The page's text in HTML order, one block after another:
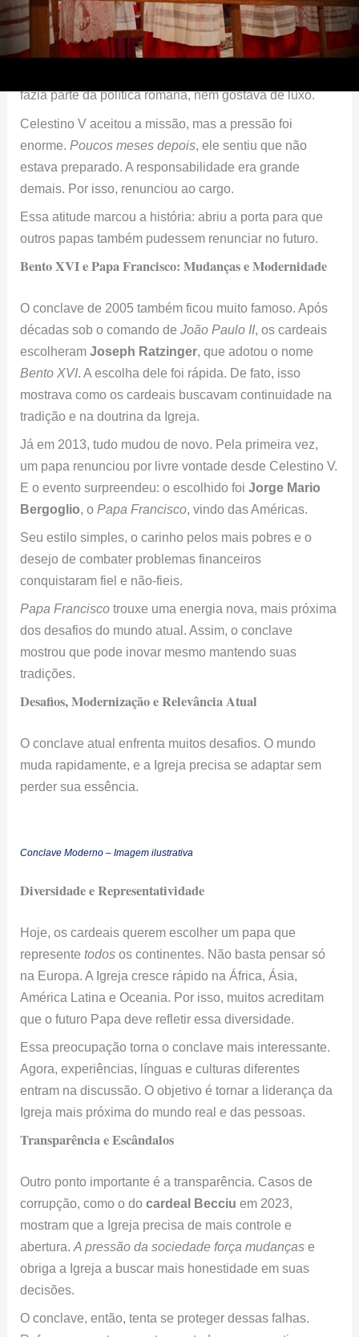
Em 1294, um impasse tomou conta da Igreja. Durante
meses, os cardeais não chegavam a um acordo. Foi
então que escolheram
Pietro del Morrone
, um eremita
fazia parte da política romana, nem gostava de luxo.
Celestino V aceitou a missão, mas a pressão foi
enorme.Poucos meses depois, ele sentiu que não
estava preparado. A responsabilidade era grande
demais. Por isso, renunciou ao cargo.
Essa atitude marcou a história: abriu a porta para que
outros papas também pudessem renunciar no futuro.
Bento XVI e Papa Francisco: Mudanças e Modernidade
O conclave de 2005 também ficou muito famoso. Após
décadas sob o comando deJoão Paulo II, os cardeais
escolheramJoseph Ratzinger, que adotou o nome
Bento XVI. A escolha dele foi rápida. De fato, isso
mostrava como os cardeais buscavam continuidade na
tradição e na doutrina da Igreja.
Já em 2013, tudo mudou de novo. Pela primeira vez,
um papa renunciou por livre vontade desde Celestino V.
E o evento surpreendeu: o escolhido foiJorge Mario
Bergoglio, oPapa Francisco, vindo das Américas.
Seu estilo simples, o carinho pelos mais pobres e o
desejo de combater problemas financeiros
conquistaram fiel e não-fieis.
Papa Francisco trouxe uma energia nova, mais próxima
dos desafios do mundo atual. Assim, o conclave
mostrou que pode inovar mesmo mantendo suas
tradições.
Desafios, Modernização e Relevância Atual
O conclave atual enfrenta muitos desafios. O mundo
muda rapidamente, e a Igreja precisa se adaptar sem
perder sua essência.
Conclave Moderno – Imagem ilustrativa
Diversidade e Representatividade
Hoje, os cardeais querem escolher um papa que
representetodos os continentes. Não basta pensar só
na Europa. A Igreja cresce rápido na África, Ásia,
América Latina e Oceania. Por isso, muitos acreditam
que o futuro Papa deve refletir essa diversidade.
Essa preocupação torna o conclave mais interessante.
Agora, experiências, línguas e culturas diferentes
entram na discussão. O objetivo é tornar a liderança da
Igreja mais próxima do mundo real e das pessoas.
Transparência e Escândalos
Outro ponto importante é a transparência. Casos de
corrupção, como o docardeal Becciu em 2023,
mostram que a Igreja precisa de mais controle e
abertura.A pressão da sociedade força mudanças e
obriga a Igreja a buscar mais honestidade em suas
decisões.
O conclave, então, tenta se proteger dessas falhas.